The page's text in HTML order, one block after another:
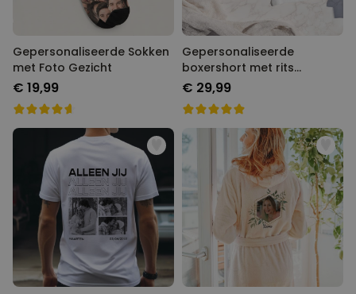
Gepersonaliseerde Sokken
met Foto Gezicht
€ 19,99
Gepersonaliseerde
boxershort met rits
ontwerp
€ 29,99